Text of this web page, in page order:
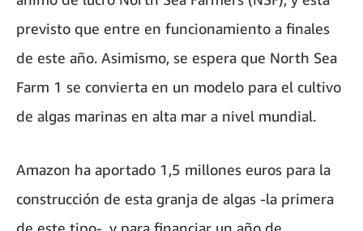
previsto que entre en funcionamiento a finales
de este año. Asimismo, se espera que North Sea
Farm 1 se convierta en un modelo para el cultivo
de algas marinas en alta mar a nivel mundial.
Amazon ha aportado 1,5 millones euros para la
construcción de esta granja de algas -la primera